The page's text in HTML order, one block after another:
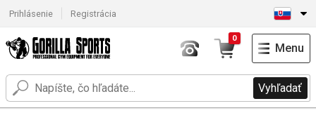
Prihlásenie Registrácia
Vyhľadať
0
Menu